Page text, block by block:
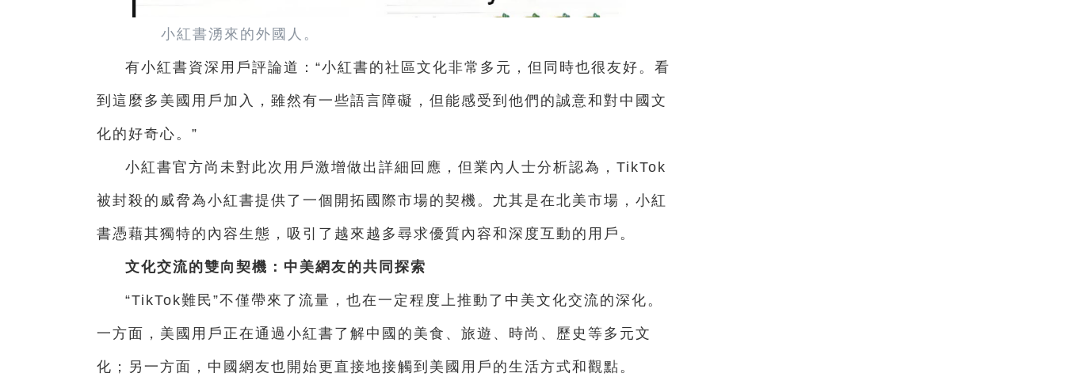
小紅書湧來的外國人。
有小紅書資深用戶評論道：“小紅書的社區文化非常多元，但同時也很友好。看
到這麼多美國用戶加入，雖然有一些語言障礙，但能感受到他們的誠意和對中國文
化的好奇心。”
小紅書官方尚未對此次用戶激增做出詳細回應，但業內人士分析認為，TikTok
被封殺的威脅為小紅書提供了一個開拓國際市場的契機。尤其是在北美市場，小紅
書憑藉其獨特的內容生態，吸引了越來越多尋求優質內容和深度互動的用戶。
文化交流的雙向契機：中美網友的共同探索
“TikTok難民”不僅帶來了流量，也在一定程度上推動了中美文化交流的深化。
一方面，美國用戶正在通過小紅書了解中國的美食、旅遊、時尚、歷史等多元文
化；另一方面，中國網友也開始更直接地接觸到美國用戶的生活方式和觀點。